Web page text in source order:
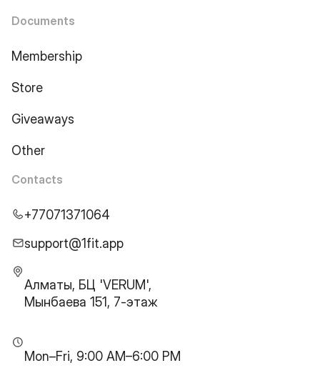
Documents
Membership
Store
Giveaways
Other
Contacts
+77071371064
support@1fit.app
Алматы, БЦ 'VERUM',
Мынбаева 151, 7-этаж
Mon–Fri, 9:00 AM–6:00 PM